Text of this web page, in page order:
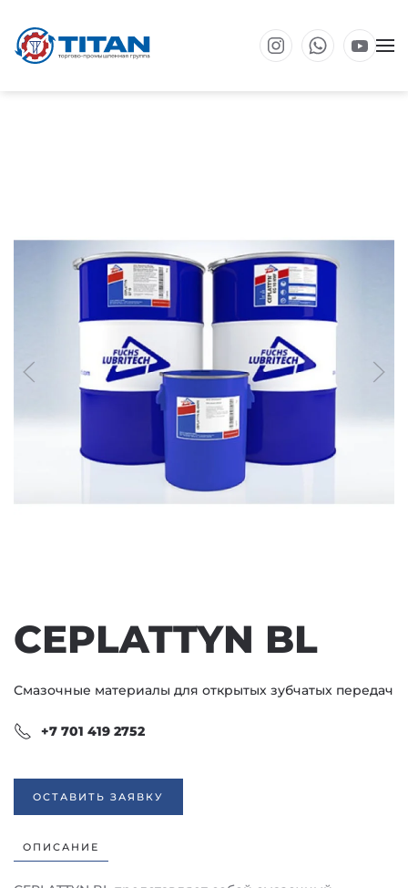
Перейти к основному содержанию
CEPLATTYN BL
Смазочные материалы для открытых зубчатых передач
+7 701 419 2752
ОСТАВИТЬ ЗАЯВКУ
ОПИСАНИЕ